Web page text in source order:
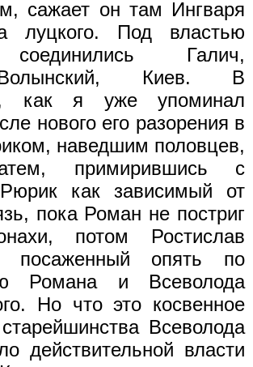
сажает он там Ингваря
луцкого. Под властью
Галич,
Волынский, Киев. В
как я уже упоминал
нового его разорения в
наведшим половцев,
примирившись с
как зависимый от
пока Роман не постриг
потом Ростислав
посаженный опять по
Романа и Всеволода
Но что это косвенное
Всеволода
действительной власти